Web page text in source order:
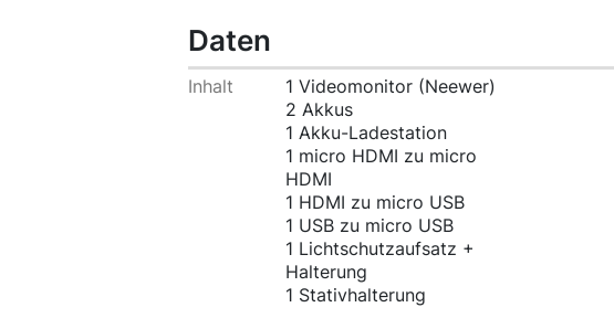
Daten
Inhalt
1 Videomonitor (Neewer)
2 Akkus
1 Akku-Ladestation
1 micro HDMI zu micro
HDMI
1 HDMI zu micro USB
1 USB zu micro USB
1 Lichtschutzaufsatz +
Halterung
1 Stativhalterung